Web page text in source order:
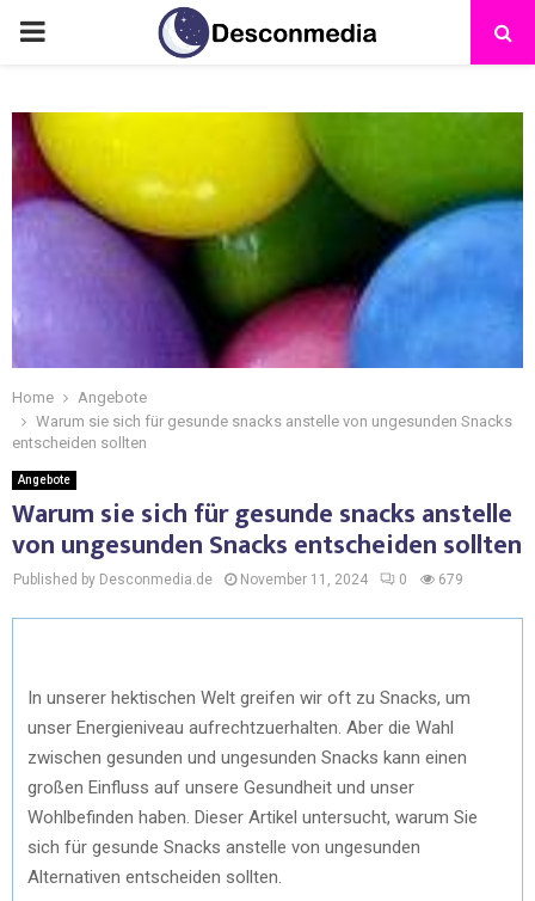
Home
Angebote
Warum sie sich für gesunde snacks anstelle von ungesunden Snacks
entscheiden sollten
Angebote
Warum sie sich für gesunde snacks anstelle
von ungesunden Snacks entscheiden sollten
Published by Desconmedia.de November 11, 2024 0 679
In unserer hektischen Welt greifen wir oft zu Snacks, um
unser Energieniveau aufrechtzuerhalten. Aber die Wahl
zwischen gesunden und ungesunden Snacks kann einen
großen Einfluss auf unsere Gesundheit und unser
Wohlbefinden haben. Dieser Artikel untersucht, warum Sie
sich für gesunde Snacks anstelle von ungesunden
Alternativen entscheiden sollten.